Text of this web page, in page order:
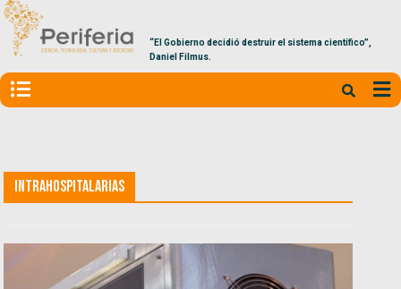
“El Gobierno decidió destruir el sistema científico”,
Daniel Filmus.
Intrahospitalarias